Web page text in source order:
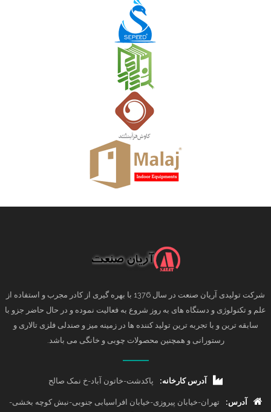
شرکت تولیدی آریان صنعت در سال 1376 با بهره گیری از کادر مجرب و استفاده از
علم و تکنولوژی و دستگاه های به روز شروع به فعالیت نموده و در حال حاضر جزو با
سابقه ترین و با تجربه ترین تولید کننده ها در زمینه میز و صندلی فلزی تالاری و
رستورانی و همچنین محصولات چوبی و خانگی می باشد.
آدرس کارخانه: پاکدشت-خاتون آباد-خ نمک صالح
آدرس:
تهران-خیابان پیروزی-خیابان افراسیابی جنوبی-نبش کوچه بخشی-